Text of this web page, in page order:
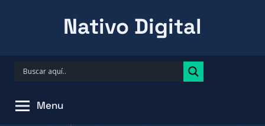
Nativo Digital
Menu